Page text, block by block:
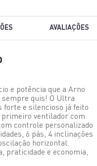
AVALIAÇÕES
e potência que a Arno
sempre quis! O Ultra
e silencioso já feito
primeiro ventilador com
controle personalizado
6 pás, 4 inclinações
horizontal.
praticidade e economia,